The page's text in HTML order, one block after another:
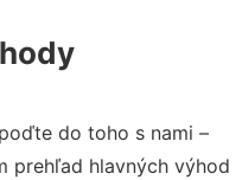
do toho s nami –
prehľad hlavných výhod